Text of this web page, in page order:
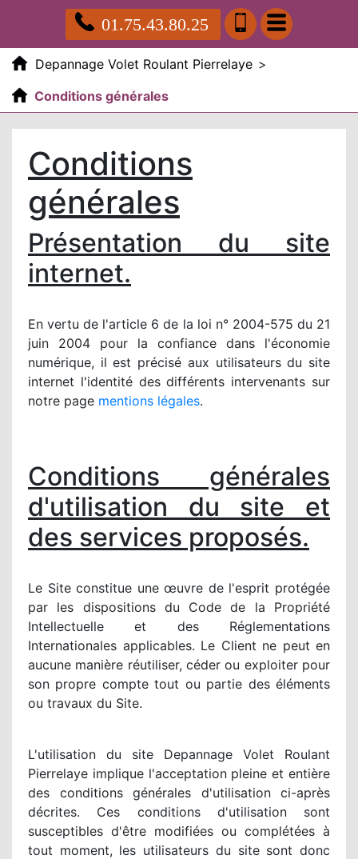
01.75.43.80.25
Depannage Volet Roulant Pierrelaye >
Conditions générales
Conditions
générales
Présentation du site
internet.
En vertu de l'article 6 de la loi n° 2004-575 du 21
juin 2004 pour la confiance dans l'économie
numérique, il est précisé aux utilisateurs du site
internet l'identité des différents intervenants sur
notre page mentions légales.
Conditions générales
d'utilisation du site et
des services proposés.
Le Site constitue une œuvre de l'esprit protégée
par les dispositions du Code de la Propriété
Intellectuelle et des Réglementations
Internationales applicables. Le Client ne peut en
aucune manière réutiliser, céder ou exploiter pour
son propre compte tout ou partie des éléments
ou travaux du Site.
L'utilisation du site Depannage Volet Roulant
Pierrelaye implique l'acceptation pleine et entière
des conditions générales d'utilisation ci-après
décrites. Ces conditions d'utilisation sont
susceptibles d'être modifiées ou complétées à
tout moment, les utilisateurs du site sont donc